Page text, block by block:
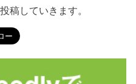
稿していきます。